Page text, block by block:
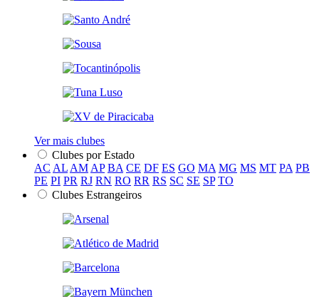
Ver mais clubes
Clubes por Estado
AC AL AM AP BA CE DF ES GO MA MG MS MT PA PB
PE PI PR RJ RN RO RR RS SC SE SP TO
Clubes Estrangeiros